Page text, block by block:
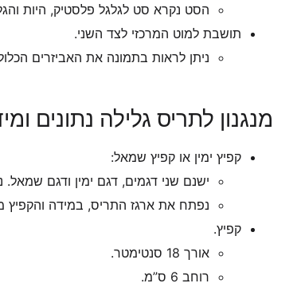
הסט נקרא סט לגלגל פלסטיק, היות
תושבת למוט המרכזי לצד השני.
ניתן לראות בתמונה את האביזרים
מנגנון לתריס גלילה נתונים
קפיץ ימין או קפיץ שמאל:
ישנם שני דגמים, דגם ימין ודגם שמאל.
נפתח את ארגז התריס, במידה והקפיץ
קפיץ.
אורך 18 סנטימטר.
רוחב 6 ס”מ.